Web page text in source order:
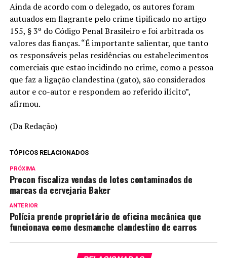
Ainda de acordo com o delegado, os autores foram
autuados em flagrante pelo crime tipificado no artigo
155, § 3º do Código Penal Brasileiro e foi arbitrada os
valores das fianças. “É importante salientar, que tanto
os responsáveis pelas residências ou estabelecimentos
comerciais que estão incidindo no crime, como a pessoa
que faz a ligação clandestina (gato), são considerados
autor e co-autor e respondem ao referido ilícito”,
afirmou.
(Da Redação)
TÓPICOS RELACIONADOS
PRÓXIMA
Procon fiscaliza vendas de lotes contaminados de
marcas da cervejaria Baker
ANTERIOR
Polícia prende proprietário de oficina mecânica que
funcionava como desmanche clandestino de carros